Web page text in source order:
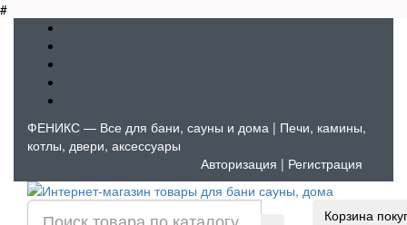
#
ФЕНИКС — Все для бани, сауны и дома | Печи, камины,
котлы, двери, аксессуары
Авторизация | Регистрация
Корзина